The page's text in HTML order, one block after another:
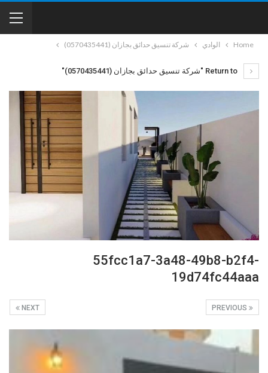
Home الوادي شركة تنسيق حدائق بجازان (0570435441)
55fcc1a7-3a48-49b8-b2f4-
19d74fc44aaa
NEXT